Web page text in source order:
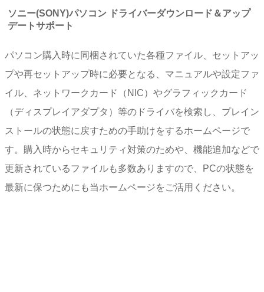
ソニー(SONY)パソコン ドライバーダウンロード＆アップ
デートサポート
パソコン購入時に同梱されていた各種ファイル、セットアッ
プや再セットアップ時に必要となる、マニュアルや設定ファ
イル、ネットワークカード（NIC）やグラフィックカード
（ディスプレイアダプタ）等のドライバを検索し、プレイン
ストールの状態に戻すための手助けをするホームページで
す。購入時からセキュリティ対策のためや、機能追加などで
更新されているファイルも多数ありますので、PCの状態を
最新に保つためにも当ホームページをご活用ください。